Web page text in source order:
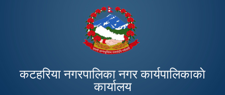
main
content
कटहरिया नगरपालिका नगर कार्यपालिकाकाे
कार्यालय